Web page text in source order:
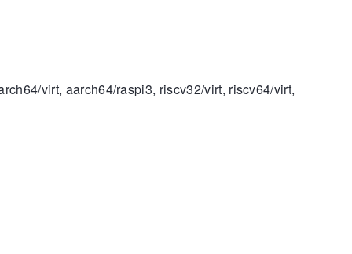
virt, aarch64/raspi3, riscv32/virt, riscv64/virt,